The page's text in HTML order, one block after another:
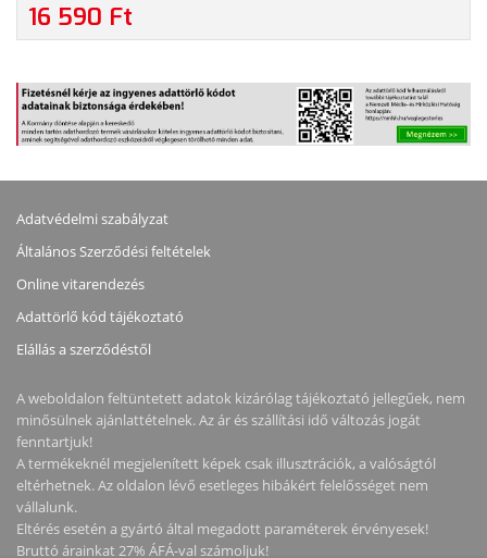
16 590 Ft
Adatvédelmi szabályzat
Általános Szerződési feltételek
Online vitarendezés
Adattörlő kód tájékoztató
Elállás a szerződéstől
A weboldalon feltüntetett adatok kizárólag tájékoztató jellegűek, nem
minősülnek ajánlattételnek. Az ár és szállítási idő változás jogát
fenntartjuk!
A termékeknél megjelenített képek csak illusztrációk, a valóságtól
eltérhetnek. Az oldalon lévő esetleges hibákért felelősséget nem
vállalunk.
Eltérés esetén a gyártó által megadott paraméterek érvényesek!
Bruttó árainkat 27% ÁFÁ-val számoljuk!